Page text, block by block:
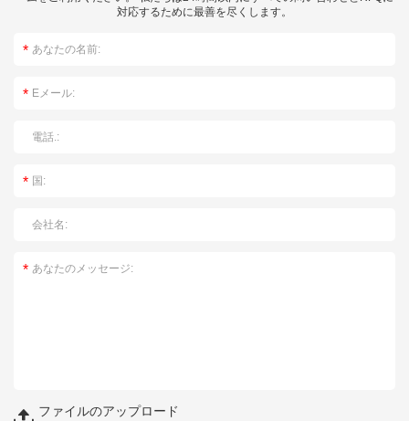
対応するために最善を尽くします。
ファイルのアップロード